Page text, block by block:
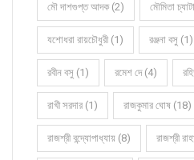
মৌ দাশগুপ্ত আদক (2) মৌমিতা
যশোধরা রায়চৌধুরী (1) রঞ্জনা বসু (1)
রবীন বসু (1) রমেশ দে (4)
রাখী সরদার (1) রাজকুমার ঘোষ (18)
রাজশ্রী বন্দ্যোপাধ্যায় (8) রাজশ্রী